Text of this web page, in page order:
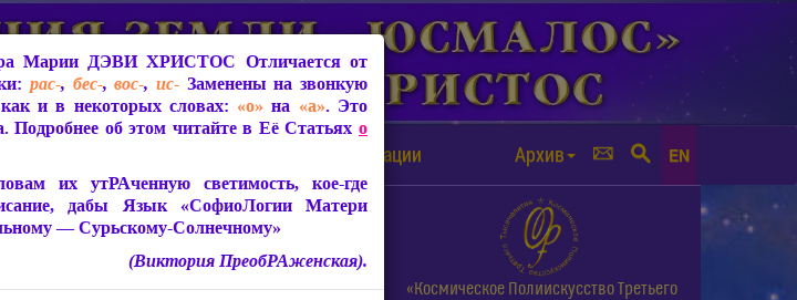
Защита от чипизации Архив EN
Живое Слово Матери Мира.
«Космическое Полиискусство Третьего
Марии ДЭВИ ХРИСТОС Отличается от
рас-, бес-,вос-, ис-Заменены на звонкую
и в некоторых словах: «о» на «а». Это
об этом читайте в Её Статьях о
их утРАченную светимость, кое-где
дабы Язык «СофиоЛогии Матери
— Сурьскому-Солнечному»
(Виктория ПреобРАженская).